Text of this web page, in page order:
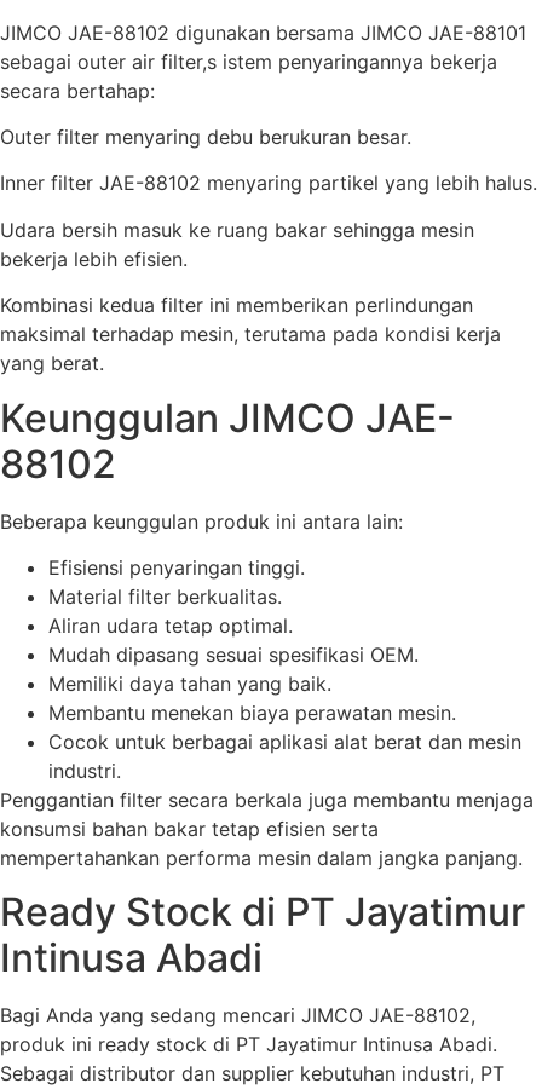
JIMCO JAE-88102 digunakan bersama JIMCO JAE-88101
sebagai outer air filter,s istem penyaringannya bekerja
secara bertahap:
Outer filter menyaring debu berukuran besar.
Inner filter JAE-88102 menyaring partikel yang lebih halus.
Udara bersih masuk ke ruang bakar sehingga mesin
bekerja lebih efisien.
Kombinasi kedua filter ini memberikan perlindungan
maksimal terhadap mesin, terutama pada kondisi kerja
yang berat.
Keunggulan JIMCO JAE-
88102
Beberapa keunggulan produk ini antara lain:
Efisiensi penyaringan tinggi.
Material filter berkualitas.
Aliran udara tetap optimal.
Mudah dipasang sesuai spesifikasi OEM.
Memiliki daya tahan yang baik.
Membantu menekan biaya perawatan mesin.
Cocok untuk berbagai aplikasi alat berat dan mesin
industri.
Penggantian filter secara berkala juga membantu menjaga
konsumsi bahan bakar tetap efisien serta
mempertahankan performa mesin dalam jangka panjang.
Ready Stock di PT Jayatimur
Intinusa Abadi
Bagi Anda yang sedang mencari JIMCO JAE-88102,
produk ini ready stock di PT Jayatimur Intinusa Abadi.
Sebagai distributor dan supplier kebutuhan industri, PT